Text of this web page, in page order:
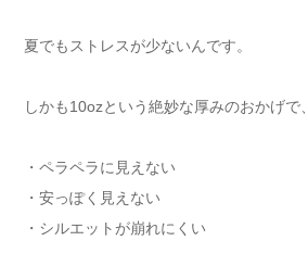
夏でもストレスが少ないんです。
しかも10ozという絶妙な厚みのおかげで、
・ペラペラに見えない
・安っぽく見えない
・シルエットが崩れにくい